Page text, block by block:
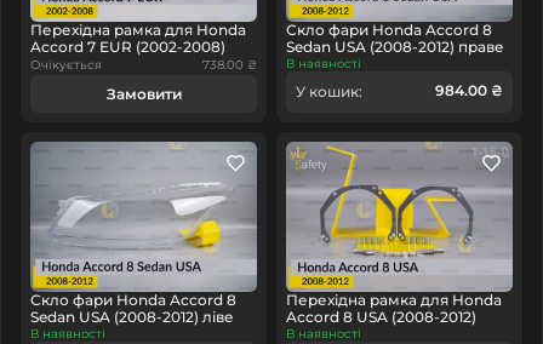
Перехідна рамка для Honda
Accord 7 EUR (2002-2008)
Очікується 738.00 ₴
Замовити
Скло фари Honda Accord 8
Sedan USA (2008-2012) праве
В наявності
У кошик: 984.00 ₴
Скло фари Honda Accord 8
Sedan USA (2008-2012) ліве
В наявності
Перехідна рамка для Honda
Accord 8 USA (2008-2012)
В наявності